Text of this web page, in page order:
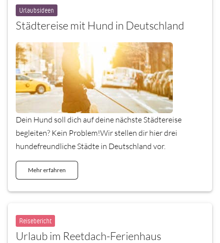
Urlaubsideen
Städtereise mit Hund in Deutschland
Dein Hund soll dich auf deine nächste Städtereise
begleiten? Kein Problem!Wir stellen dir hier drei
hundefreundliche Städte in Deutschland vor.
Mehr erfahren
Reisebericht
Urlaub im Reetdach-Ferienhaus